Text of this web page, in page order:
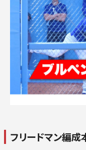
フリードマン編